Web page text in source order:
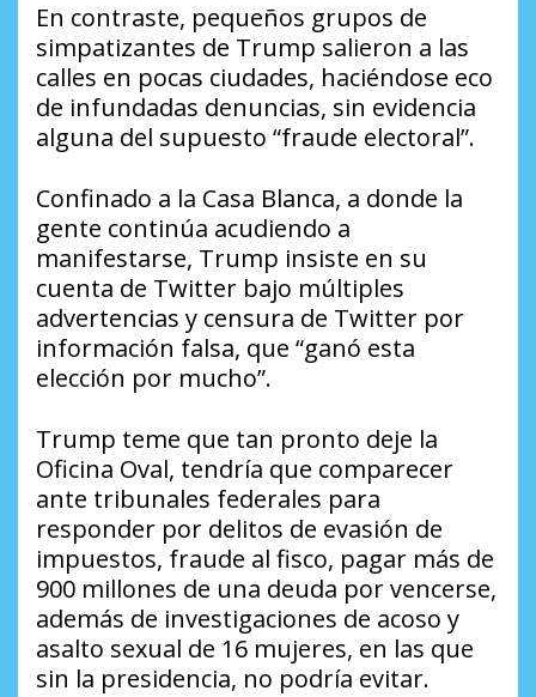
En contraste, pequeños grupos de
simpatizantes de Trump salieron a las
calles en pocas ciudades, haciéndose eco
de infundadas denuncias, sin evidencia
alguna del supuesto “fraude electoral”.
Confinado a la Casa Blanca, a donde la
gente continúa acudiendo a
manifestarse, Trump insiste en su
cuenta de Twitter bajo múltiples
advertencias y censura de Twitter por
información falsa, que “ganó esta
elección por mucho”.
Trump teme que tan pronto deje la
Oficina Oval, tendría que comparecer
ante tribunales federales para
responder por delitos de evasión de
impuestos, fraude al fisco, pagar más de
900 millones de una deuda por vencerse,
además de investigaciones de acoso y
asalto sexual de 16 mujeres, en las que
sin la presidencia, no podría evitar.